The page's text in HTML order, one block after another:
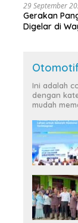
29 September
Gerakan
Digelar di
Ini adalah
dengan
mudah